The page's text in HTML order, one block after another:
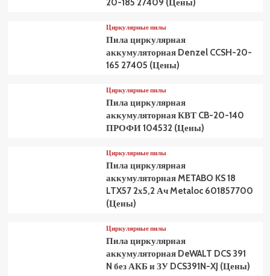
20-185 27409 (Цены)
Циркулярные пилы
Пила циркулярная
аккумуляторная Denzel CCSH-20-
165 27405 (Цены)
Циркулярные пилы
Пила циркулярная
аккумуляторная КВТ CB-20-140
ПРОФИ 104532 (Цены)
Циркулярные пилы
Пила циркулярная
аккумуляторная METABO KS 18
LTX57 2х5,2 Ач Metaloc 601857700
(Цены)
Циркулярные пилы
Пила циркулярная
аккумуляторная DeWALT DCS 391
N без АКБ и ЗУ DCS391N-XJ (Цены)